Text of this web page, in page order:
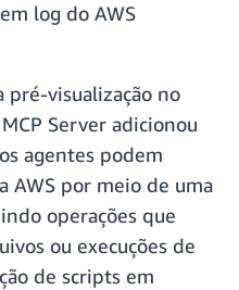
log do AWS
pré-visualização no
Server adicionou
agentes podem
AWS por meio de uma
operações que
ou execuções de
de scripts em